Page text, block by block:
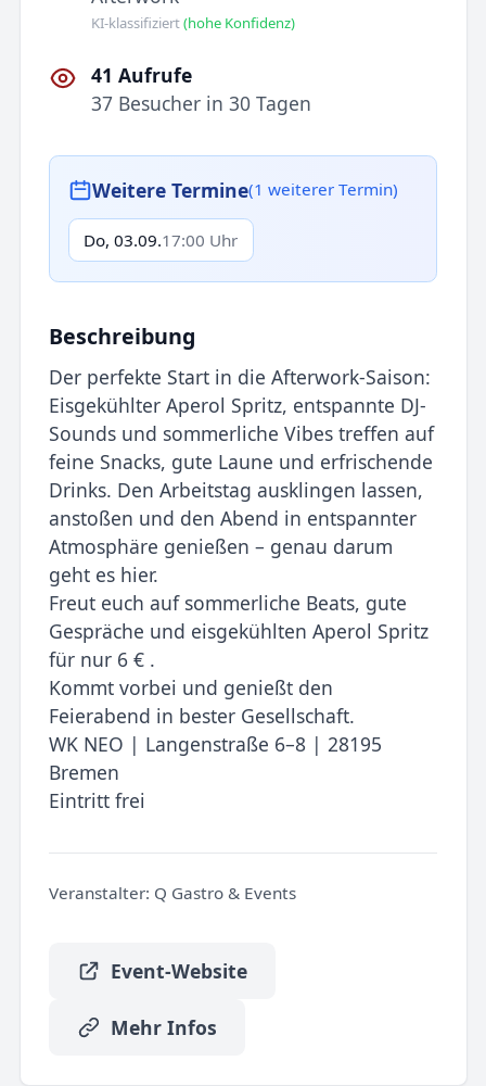
KI-klassifiziert(hohe Konfidenz)
41 Aufrufe
37 Besucher in 30 Tagen
Weitere Termine(1 weiterer Termin)
Do, 03.09.17:00 Uhr
Beschreibung
Der perfekte Start in die Afterwork-Saison:
Eisgekühlter Aperol Spritz, entspannte DJ-
Sounds und sommerliche Vibes treffen auf
feine Snacks, gute Laune und erfrischende
Drinks. Den Arbeitstag ausklingen lassen,
anstoßen und den Abend in entspannter
Atmosphäre genießen – genau darum
geht es hier.
Freut euch auf sommerliche Beats, gute
Gespräche und eisgekühlten Aperol Spritz
für nur 6 € .
Kommt vorbei und genießt den
Feierabend in bester Gesellschaft.
WK NEO | Langenstraße 6–8 | 28195
Bremen
Eintritt frei
Veranstalter: Q Gastro & Events
Event-Website
Mehr Infos